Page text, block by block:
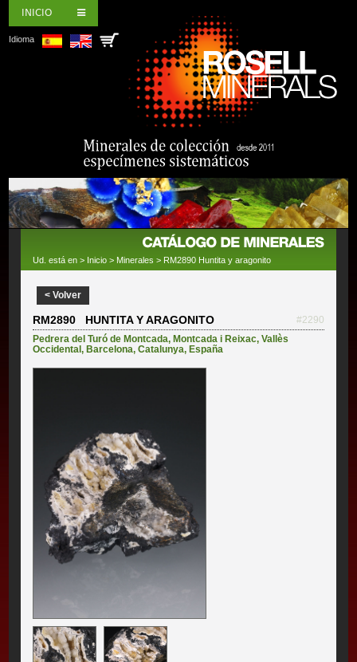
INICIO
Idioma
Ud. está en > Inicio > Minerales > RM2890 Huntita y aragonito
< Volver
RM2890 HUNTITA Y ARAGONITO
#2290
Pedrera del Turó de Montcada, Montcada i Reixac,Vallès
Occidental, Barcelona,Catalunya, España